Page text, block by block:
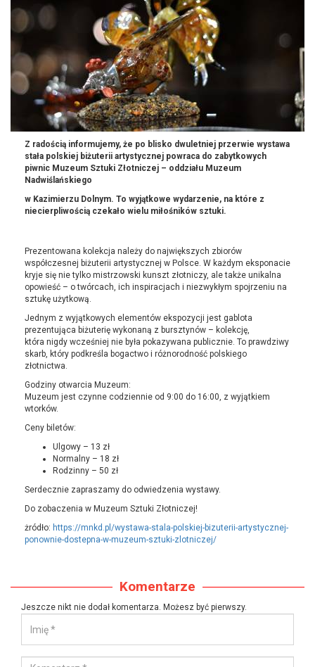
Z radością informujemy, że po blisko dwuletniej przerwie wystawa
stała polskiej biżuterii artystycznej powraca do zabytkowych
piwnic Muzeum Sztuki Złotniczej – oddziału Muzeum
Nadwiślańskiego
w Kazimierzu Dolnym. To wyjątkowe wydarzenie, na które z
niecierpliwością czekało wielu miłośników sztuki.
Prezentowana kolekcja należy do największych zbiorów
współczesnej biżuterii artystycznej w Polsce. W każdym eksponacie
kryje się nie tylko mistrzowski kunszt złotniczy, ale także unikalna
opowieść – o twórcach, ich inspiracjach i niezwykłym spojrzeniu na
sztukę użytkową.
Jednym z wyjątkowych elementów ekspozycji jest gablota
prezentująca biżuterię wykonaną z bursztynów – kolekcję,
która nigdy wcześniej nie była pokazywana publicznie. To prawdziwy
skarb, który podkreśla bogactwo i różnorodność polskiego
złotnictwa.
Godziny otwarcia Muzeum:
Muzeum jest czynne codziennie od 9:00 do 16:00, z wyjątkiem
wtorków.
Ceny biletów:
Ulgowy – 13 zł
Normalny – 18 zł
Rodzinny – 50 zł
Serdecznie zapraszamy do odwiedzenia wystawy.
Do zobaczenia w Muzeum Sztuki Złotniczej!
żródło: https://mnkd.pl/wystawa-stala-polskiej-bizuterii-artystycznej-
ponownie-dostepna-w-muzeum-sztuki-zlotniczej/
Komentarze
Jeszcze nikt nie dodał komentarza. Możesz być pierwszy.